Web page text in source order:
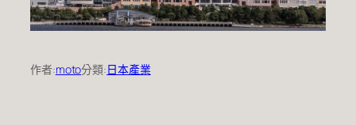
作者:moto分類:日本產業